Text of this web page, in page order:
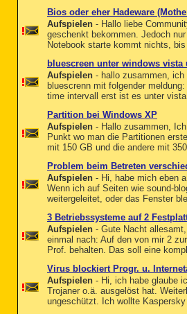
Bios oder eher Hadeware
Aufspielen - Hallo liebe
geschenkt bekommen. Jedoch
Notebook starte kommt nichts,
bluescreen unter windows vista
Aufspielen - hallo zusammen,
bluescrenn mit folgender
time intervall erst ist es unter
Partition bei Windows XP
Aufspielen - Hallo zusammen,
Punkt wo man die Partitionen
mit 150 GB und die andere mit
Problem beim Betreten
Aufspielen - Hi, habe mich eben
Wenn ich auf Seiten wie sound-
weitergeleitet, oder das Fenster
3 Betriebssysteme auf 2
Aufspielen - Gute Nacht
einmal nach: Auf den von mir 2
Prof. behalten. Das soll eine
Virus blockiert Progr. u.
Aufspielen - Hi, ich habe glaube
Trojaner o.ä. ausgelöst hat.
ungeschützt. Ich wollte